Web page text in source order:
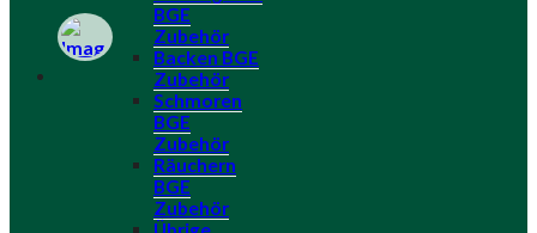
BGE
Zubehör
Backen BGE
Zubehör
Schmoren
BGE
Zubehör
Räuchern
BGE
Zubehör